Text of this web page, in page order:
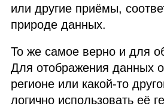
или другие приёмы,
природе данных.
То же самое верно и для
Для отображения данных
регионе или какой‑то
логично использовать её